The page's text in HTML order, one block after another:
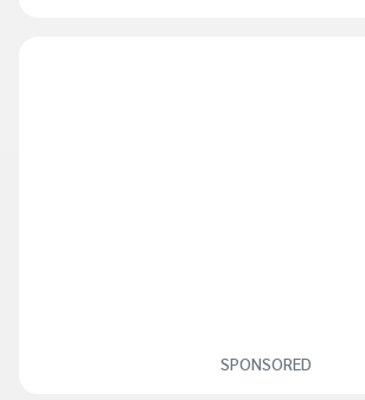
SPONSORED